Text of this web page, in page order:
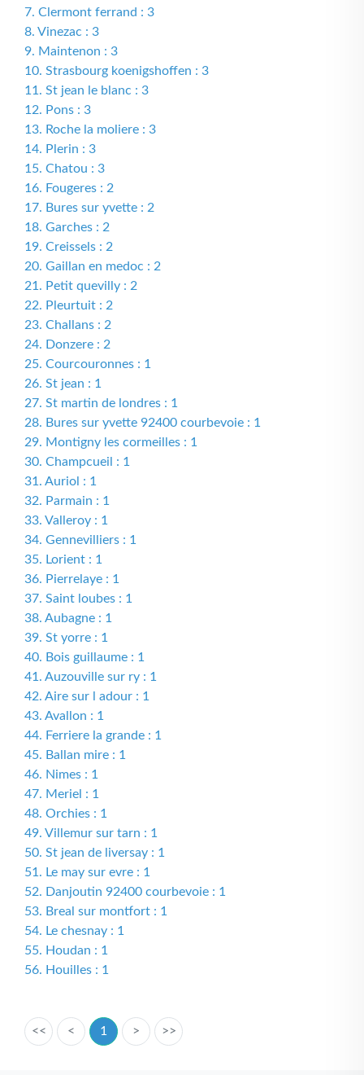
7. Clermont ferrand : 3
8. Vinezac : 3
9. Maintenon : 3
10. Strasbourg koenigshoffen : 3
11. St jean le blanc : 3
12. Pons : 3
13. Roche la moliere : 3
14. Plerin : 3
15. Chatou : 3
16. Fougeres : 2
17. Bures sur yvette : 2
18. Garches : 2
19. Creissels : 2
20. Gaillan en medoc : 2
21. Petit quevilly : 2
22. Pleurtuit : 2
23. Challans : 2
24. Donzere : 2
25. Courcouronnes : 1
26. St jean : 1
27. St martin de londres : 1
28. Bures sur yvette 92400 courbevoie : 1
29. Montigny les cormeilles : 1
30. Champcueil : 1
31. Auriol : 1
32. Parmain : 1
33. Valleroy : 1
34. Gennevilliers : 1
35. Lorient : 1
36. Pierrelaye : 1
37. Saint loubes : 1
38. Aubagne : 1
39. St yorre : 1
40. Bois guillaume : 1
41. Auzouville sur ry : 1
42. Aire sur l adour : 1
43. Avallon : 1
44. Ferriere la grande : 1
45. Ballan mire : 1
46. Nimes : 1
47. Meriel : 1
48. Orchies : 1
49. Villemur sur tarn : 1
50. St jean de liversay : 1
51. Le may sur evre : 1
52. Danjoutin 92400 courbevoie : 1
53. Breal sur montfort : 1
54. Le chesnay : 1
55. Houdan : 1
56. Houilles : 1
<< < 1 > >>